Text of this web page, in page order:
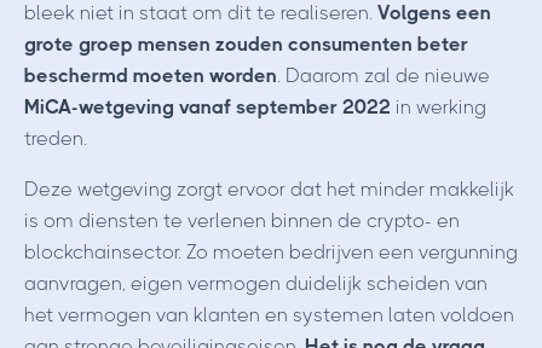
bleek niet in staat om dit te realiseren. Volgens een
grote groep mensen zouden consumenten beter
beschermd moeten worden. Daarom zal de nieuwe
MiCA-wetgeving vanaf september 2022 in werking
treden.
Deze wetgeving zorgt ervoor dat het minder makkelijk
is om diensten te verlenen binnen de crypto- en
blockchainsector. Zo moeten bedrijven een vergunning
aanvragen, eigen vermogen duidelijk scheiden van
het vermogen van klanten en systemen laten voldoen